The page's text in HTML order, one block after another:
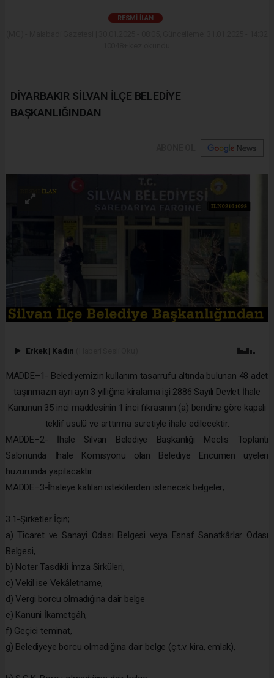
RESMI İLAN
DİYARBAKIR SİLVAN İLÇE BELEDİYE
BAŞKANLIĞINDAN
Erkek | Kadın
MADDE–1- Belediyemizin kullanım tasarrufu altında bulunan 48 adet
taşınmazın ayrı ayrı 3 yıllığına kiralama işi 2886 Sayılı Devlet İhale
Kanunun 35 inci maddesinin 1 inci fıkrasının (a) bendine göre kapalı
teklif usulü ve arttırma suretiyle ihale edilecektir.
MADDE–2- İhale Silvan Belediye Başkanlığı Meclis Toplantı
Salonunda İhale Komisyonu olan Belediye Encümen üyeleri
huzurunda yapılacaktır.
MADDE–3-İhaleye katılan isteklilerden istenecek belgeler;
3.1-Şirketler İçin;
a) Ticaret ve Sanayi Odası Belgesi veya Esnaf Sanatkârlar Odası
Belgesi,
b) Noter Tasdikli İmza Sirküleri,
c) Vekil ise Vekâletname,
d) Vergi borcu olmadığına dair belge
e) Kanuni İkametgâh,
f) Geçici teminat,
g) Belediyeye borcu olmadığına dair belge (ç.t.v. kira, emlak),